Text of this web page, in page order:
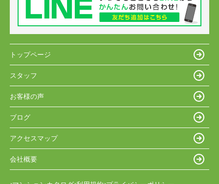
トップページ
スタッフ
お客様の声
ブログ
アクセスマップ
会社概要